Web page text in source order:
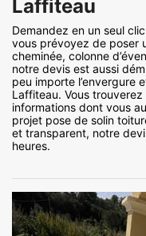
Laffiteau
Demandez en un seul
vous prévoyez de poser
cheminée, colonne
notre devis est aussi
peu importe l’envergure
Laffiteau. Vous
informations dont vous
projet pose de solin
et transparent, notre
heures.